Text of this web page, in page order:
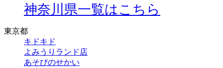
神奈川県一覧はこちら
東京都
キドキド
よみうりランド店
あそびのせかい